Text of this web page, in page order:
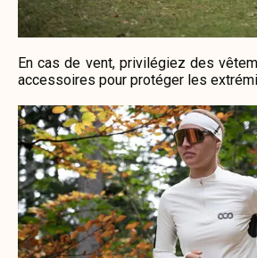
En cas de vent, privilégiez des
accessoires pour protéger les